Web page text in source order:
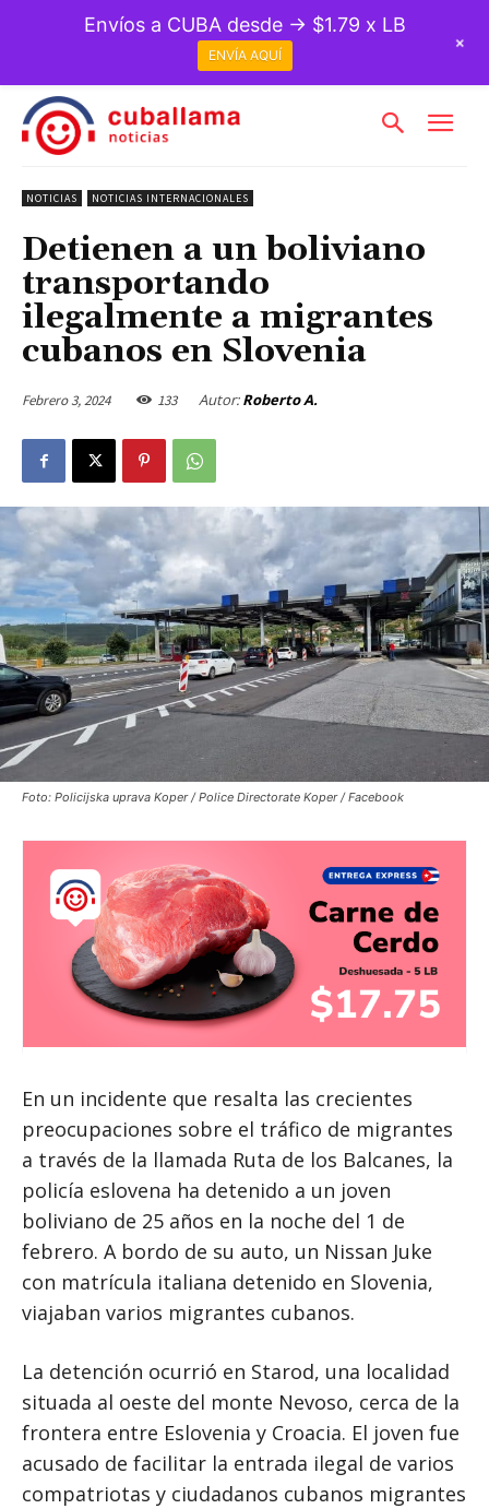
NOTICIAS NOTICIAS INTERNACIONALES
Detienen a un boliviano
transportando
ilegalmente a migrantes
cubanos en Slovenia
Febrero 3, 2024 133 Autor: Roberto A.
Foto: Policijska uprava Koper / Police Directorate Koper / Facebook
En un incidente que resalta las crecientes
preocupaciones sobre el tráfico de migrantes
a través de la llamada Ruta de los Balcanes, la
policía eslovena ha detenido a un joven
boliviano de 25 años en la noche del 1 de
febrero. A bordo de su auto, un Nissan Juke
con matrícula italiana detenido en Slovenia,
viajaban varios migrantes cubanos.
La detención ocurrió en Starod, una localidad
situada al oeste del monte Nevoso, cerca de la
frontera entre Eslovenia y Croacia. El joven fue
acusado de facilitar la entrada ilegal de varios
compatriotas y ciudadanos cubanos migrantes
Envíos a CUBA desde → $1.79 x LB
ENVÍA AQUÍ
+